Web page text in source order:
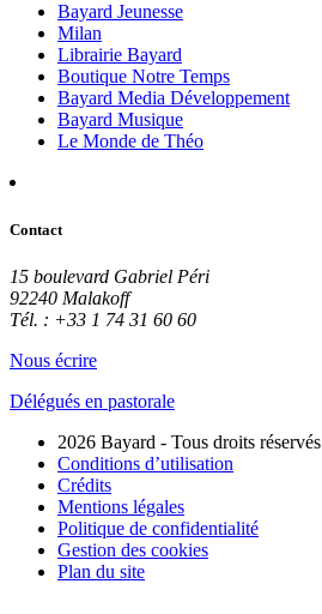
Bayard Jeunesse
Milan
Librairie Bayard
Boutique Notre Temps
Bayard Media Développement
Bayard Musique
Le Monde de Théo
Contact
15 boulevard Gabriel Péri
92240 Malakoff
Tél. : +33 1 74 31 60 60
Nous écrire
Délégués en pastorale
2026 Bayard - Tous droits réservés
Conditions d’utilisation
Crédits
Mentions légales
Politique de confidentialité
Gestion des cookies
Plan du site